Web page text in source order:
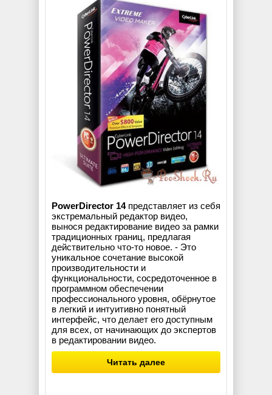
PowerDirector 14представляет из себя
экстремальный редактор видео,
вынося редактирование видео за рамки
традиционных границ, предлагая
действительно что-то новое. - Это
уникальное сочетание высокой
производительности и
функциональности, сосредоточенное в
программном обеспечении
профессионального уровня, обёрнутое
в легкий и интуитивно понятный
интерфейс, что делает его доступным
для всех, от начинающих до экспертов
в редактировании видео.
Читать далее